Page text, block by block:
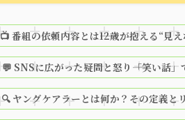
📺 番組の依頼内容とは――12歳が抱える“見
💬 SNSに広がった疑問と怒り――「笑い話
🔍 ヤングケアラーとは何か？その定義と